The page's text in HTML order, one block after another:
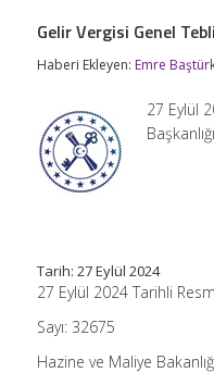
Gelir Vergisi Genel
Haberi Ekleyen: Emre
27 Eylül
Tarih: 27 Eylül 2024
27 Eylül 2024 Tarihli
Sayı: 32675
Hazine ve Maliye